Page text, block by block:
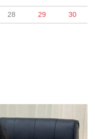
28 29 30